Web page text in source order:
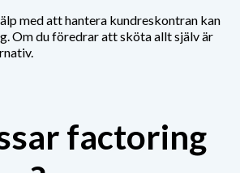
med att hantera kundreskontran kan
Om du föredrar att sköta allt själv är
factoring